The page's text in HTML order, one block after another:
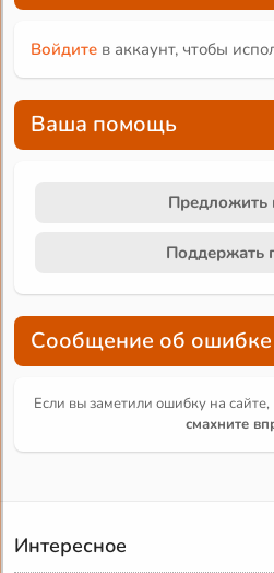
Войдите в аккаунт, чтобы
Ваша помощь
Предложить
Поддержать
Сообщение об ошибке
Если вы заметили ошибку на
смахните
Интересное